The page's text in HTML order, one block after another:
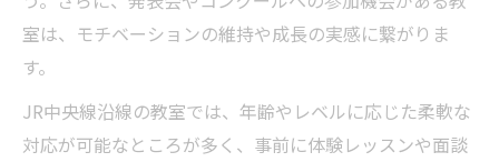
室は、モチベーションの維持や成長の実感に繋がりま
す。
JR中央線沿線の教室では、年齢やレベルに応じた柔軟な
対応が可能なところが多く、事前に体験レッスンや面談